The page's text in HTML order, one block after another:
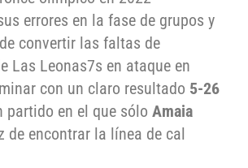
errores en la fase de grupos y
convertir las faltas de
Las Leonas7s en ataque en
con un claro resultado 5-26
partido en el que sólo Amaia
de encontrar la línea de cal